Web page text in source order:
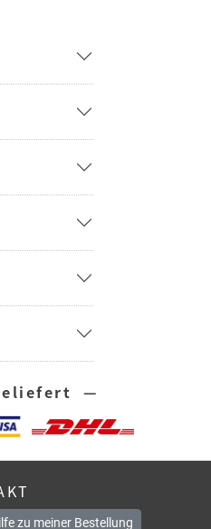
—
zu meiner Bestellung